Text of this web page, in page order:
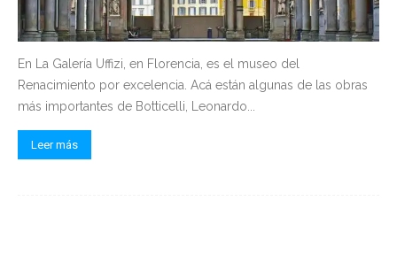
En La Galería Uffizi, en Florencia, es el museo del
Renacimiento por excelencia. Acá están algunas de las obras
más importantes de Botticelli, Leonardo...
Leer más